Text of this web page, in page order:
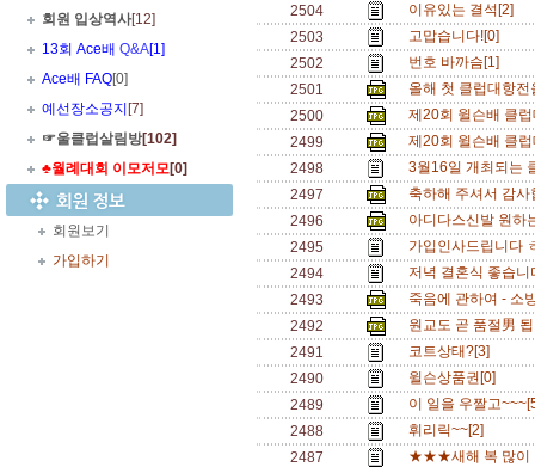
회원 입상역사[12]
13회 Ace배 Q&A[1]
Ace배 FAQ[0]
예선장소공지 [7]
☞울클럽살림방[102]
♣월례대회 이모저모[0]
회원보기
가입하기
2504
이유있는 결석[2]
2503
고맙습니다![0]
2502
번호 바까슴[1]
2501
올해 첫 클럽대항
2500
제20회 윌슨배 클
2499
제20회 윌슨배 클
2498
3월16일 개최되는
2497
축하해 주셔서 감
2496
아디다스신발 원
2495
가입인사드립니다
2494
저녁 결혼식 좋습
2493
죽음에 관하여 - 소
2492
원교도 곧 품절男
2491
코트상태?[3]
2490
윌슨상품권[0]
2489
이 일을 우짤고
2488
휘리릭~~[2]
2487
★★★새해 복 많